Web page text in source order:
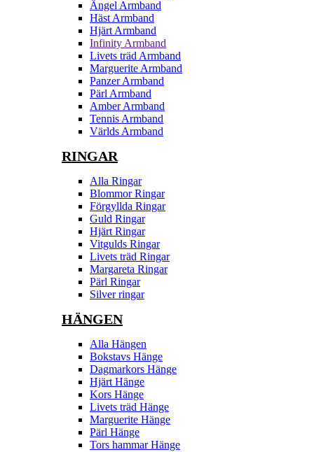
Ängel Armband
Häst Armband
Hjärt Armband
Infinity Armband
Livets träd Armband
Marguerite Armband
Panzer Armband
Pärl Armband
Amber Armband
Tennis Armband
Världs Armband
RINGAR
Alla Ringar
Blommor Ringar
Förgyllda Ringar
Guld Ringar
Hjärt Ringar
Vitgulds Ringar
Livets träd Ringar
Margareta Ringar
Pärl Ringar
Silver ringar
HÄNGEN
Alla Hängen
Bokstavs Hänge
Dagmarkors Hänge
Hjärt Hänge
Kors Hänge
Livets träd Hänge
Marguerite Hänge
Pärl Hänge
Tors hammar Hänge